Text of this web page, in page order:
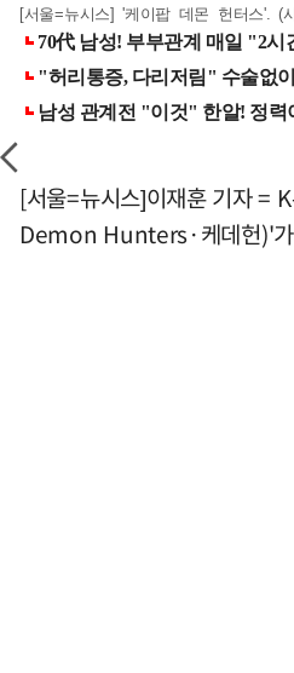
[서울=뉴시스] '케이팝 데몬 헌터스'. (
[서울=뉴시스]이재훈 기자 =
Demon Hunters·케데헌)'가